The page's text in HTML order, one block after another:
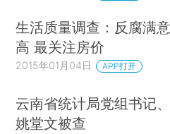
生活质量调查：反腐满
高 最关注房价
2015年01月04日 APP打开
云南省统计局党组书记
姚堂文被查